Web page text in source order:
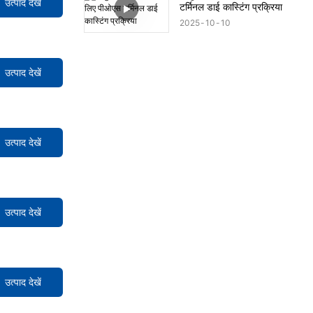
उत्पाद देखें
उत्पाद देखें
उत्पाद देखें
उत्पाद देखें
उत्पाद देखें
टर्मिनल डाई कास्टिंग प्रक्रिया
2025 10 10